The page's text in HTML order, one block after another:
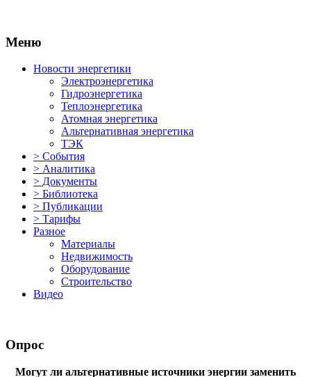
Меню
Новости энергетики
Электроэнергетика
Гидроэнергетика
Теплоэнергетика
Атомная энергетика
Альтернативная энергетика
ТЭК
> События
> Аналитика
> Документы
> Библиотека
> Публикации
> Тарифы
Разное
Материалы
Недвижимость
Оборудование
Строительство
Видео
Опрос
Могут ли альтернативные источники энергии заменить